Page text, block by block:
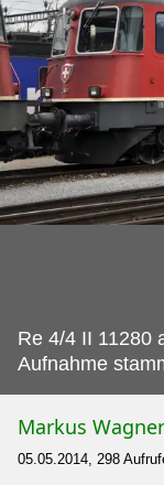
Re 4/4 II 11280
Aufnahme
Markus Wagner
05.05.2014, 298